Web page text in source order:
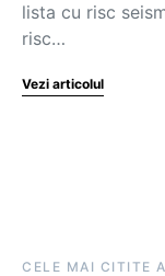
lista cu risc
risc…
Vezi articolul
CELE MAI CITITE